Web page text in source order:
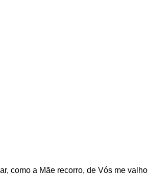
como a Mãe recorro, de Vós me valho